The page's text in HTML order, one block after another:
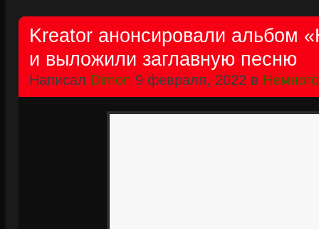
Kreator анонсировали альбом
и выложили заглавную песню
Написал Dimon 9 февраля, 2022 в